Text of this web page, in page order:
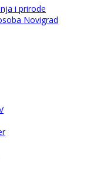
i prirode
Novigrad